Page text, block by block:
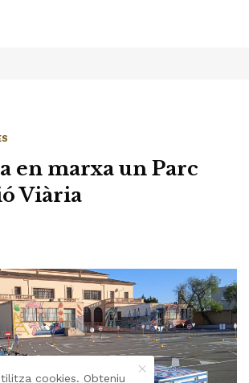
en marxa un Parc
Viària
cookies. Obteniu